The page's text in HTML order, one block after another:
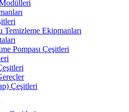
Temizleme Ekipmanları
Pompası Çeşitleri
Çeşitleri